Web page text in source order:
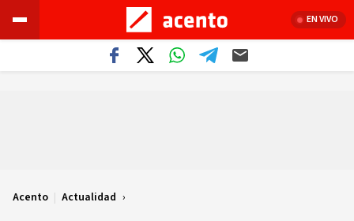
EN VIVO
Acento | Actualidad